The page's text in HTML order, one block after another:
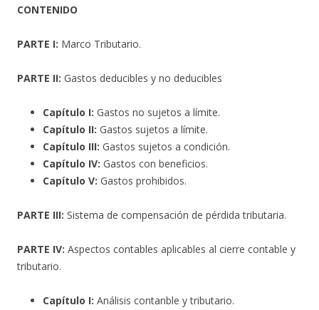
CONTENIDO
PARTE I: Marco Tributario.
PARTE II: Gastos deducibles y no deducibles
Capítulo I: Gastos no sujetos a límite.
Capítulo II: Gastos sujetos a límite.
Capítulo III: Gastos sujetos a condición.
Capítulo IV: Gastos con beneficios.
Capítulo V: Gastos prohibidos.
PARTE III: Sistema de compensación de pérdida tributaria.
PARTE IV: Aspectos contables aplicables al cierre contable y
tributario.
Capítulo I: Análisis contanble y tributario.